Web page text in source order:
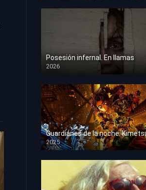
Posesión infernal. En llamas
2026
HD 1080p
2025
HD 1080p